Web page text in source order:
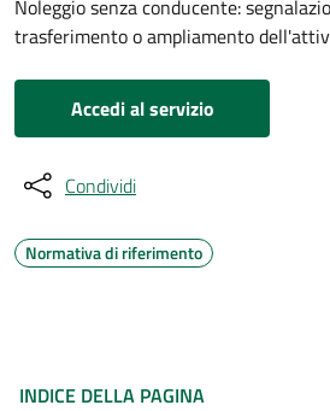
Noleggio senza conducente:
trasferimento o ampliamento
Accedi al servizio
Condividi
Normativa di riferimento
INDICE DELLA PAGINA